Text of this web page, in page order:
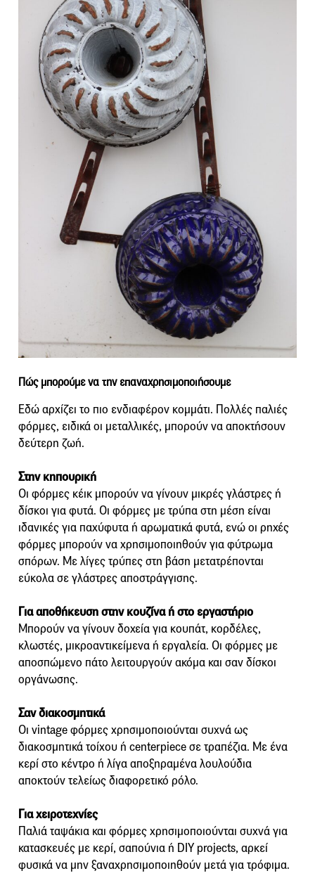
Πώς μπορούμε να την επαναχρησιμοποιήσουμε
Εδώ αρχίζει το πιο ενδιαφέρον κομμάτι. Πολλές παλιές
φόρμες, ειδικά οι μεταλλικές, μπορούν να αποκτήσουν
δεύτερη ζωή.
Στην κηπουρική
Οι φόρμες κέικ μπορούν να γίνουν μικρές γλάστρες ή
δίσκοι για φυτά. Οι φόρμες με τρύπα στη μέση είναι
ιδανικές για παχύφυτα ή αρωματικά φυτά, ενώ οι ρηχές
φόρμες μπορούν να χρησιμοποιηθούν για φύτρωμα
σπόρων. Με λίγες τρύπες στη βάση μετατρέπονται
εύκολα σε γλάστρες αποστράγγισης.
Για αποθήκευση στην κουζίνα ή στο εργαστήριο
Μπορούν να γίνουν δοχεία για κουπάτ, κορδέλες,
κλωστές, μικροαντικείμενα ή εργαλεία. Οι φόρμες με
αποσπώμενο πάτο λειτουργούν ακόμα και σαν δίσκοι
οργάνωσης.
Σαν διακοσμητικά
Οι vintage φόρμες χρησιμοποιούνται συχνά ως
διακοσμητικά τοίχου ή centerpiece σε τραπέζια. Με ένα
κερί στο κέντρο ή λίγα αποξηραμένα λουλούδια
αποκτούν τελείως διαφορετικό ρόλο.
Για χειροτεχνίες
Παλιά ταψάκια και φόρμες χρησιμοποιούνται συχνά για
κατασκευές με κερί, σαπούνια ή DIY projects, αρκεί
φυσικά να μην ξαναχρησιμοποιηθούν μετά για τρόφιμα.